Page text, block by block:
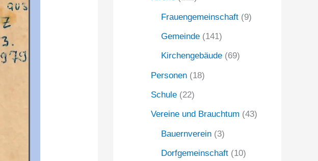
Frauengemeinschaft (9)
Gemeinde (141)
Kirchengebäude (69)
Personen (18)
Schule (22)
Vereine und Brauchtum (43)
Bauernverein (3)
Dorfgemeinschaft (10)